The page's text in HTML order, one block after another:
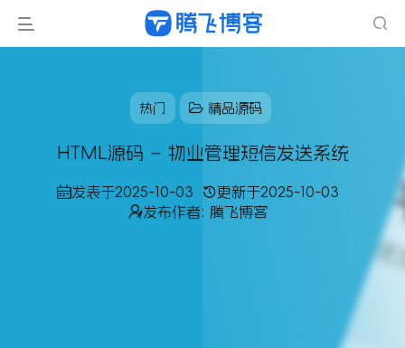
热门 精品源码
HTML源码 – 物业管理短信发送系统
发表于2025-10-03 更新于2025-10-03
发布作者: 腾飞博客